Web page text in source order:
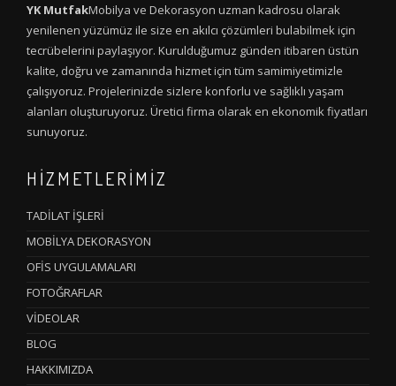
YK MutfakMobilya ve Dekorasyon uzman kadrosu olarak
yenilenen yüzümüz ile size en akılcı çözümleri bulabilmek için
tecrübelerini paylaşıyor. Kurulduğumuz günden itibaren üstün
kalite, doğru ve zamanında hizmet için tüm samimiyetimizle
çalışıyoruz. Projelerinizde sizlere konforlu ve sağlıklı yaşam
alanları oluşturuyoruz. Üretici firma olarak en ekonomik fiyatları
sunuyoruz.
HİZMETLERİMİZ
TADİLAT İŞLERİ
MOBİLYA DEKORASYON
OFİS UYGULAMALARI
FOTOĞRAFLAR
VİDEOLAR
BLOG
HAKKIMIZDA